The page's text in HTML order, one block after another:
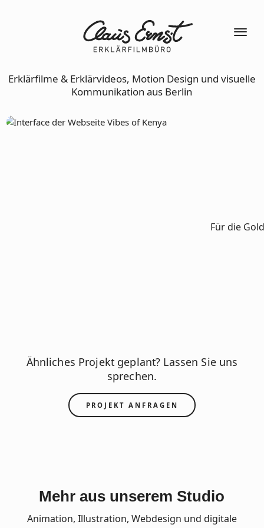
Erklärfilme & Erklärvideos, Motion Design und visuelle
Kommunikation aus Berlin
Für die
Ähnliches Projekt geplant? Lassen Sie uns
sprechen.
PROJEKT ANFRAGEN
Mehr aus unserem Studio
Animation, Illustration, Webdesign und digitale